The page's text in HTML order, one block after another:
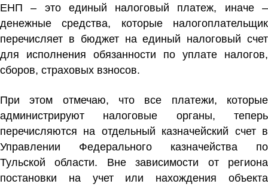
ЕНП – это единый налоговый платеж, иначе –
денежные средства, которые налогоплательщик
перечисляет в бюджет на единый налоговый счет
для исполнения обязанности по уплате налогов,
сборов, страховых взносов.
При этом отмечаю, что все платежи, которые
администрируют налоговые органы, теперь
перечисляются на отдельный казначейский счет в
Управлении Федерального казначейства по
Тульской области. Вне зависимости от региона
постановки на учет или нахождения объекта